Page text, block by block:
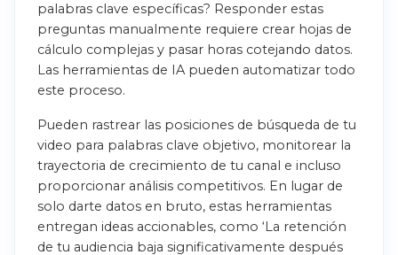
palabras clave específicas? Responder estas
preguntas manualmente requiere crear hojas de
cálculo complejas y pasar horas cotejando datos.
Las herramientas de IA pueden automatizar todo
este proceso.
Pueden rastrear las posiciones de búsqueda de tu
video para palabras clave objetivo, monitorear la
trayectoria de crecimiento de tu canal e incluso
proporcionar análisis competitivos. En lugar de
solo darte datos en bruto, estas herramientas
entregan ideas accionables, como ‘La retención
de tu audiencia baja significativamente después